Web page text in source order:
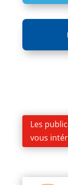
Les
vous